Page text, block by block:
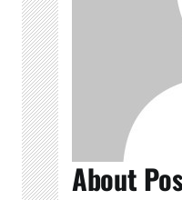
About